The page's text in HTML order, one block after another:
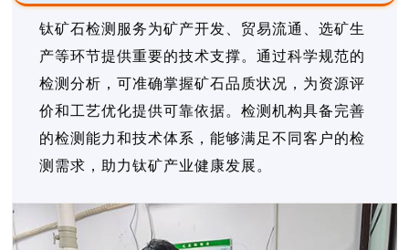
钛矿石检测服务为矿产开发、贸易流通、选矿生
产等环节提供重要的技术支撑。通过科学规范的
检测分析，可准确掌握矿石品质状况，为资源评
价和工艺优化提供可靠依据。检测机构具备完善
的检测能力和技术体系，能够满足不同客户的检
测需求，助力钛矿产业健康发展。